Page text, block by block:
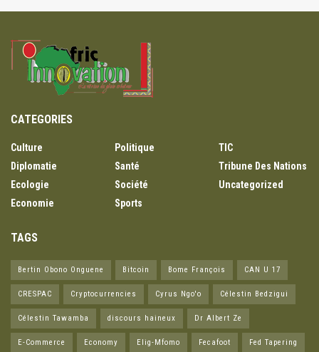
CATEGORIES
Culture
Diplomatie
Ecologie
Economie
Politique
Santé
Société
Sports
TIC
Tribune Des Nations
Uncategorized
TAGS
Bertin Obono Onguene Bitcoin Bome François CAN U 17
CRESPAC Cryptocurrencies Cyrus Ngo'o Célestin Bedzigui
Célestin Tawamba discours haineux Dr Albert Ze
E-Commerce Economy Elig-Mfomo Fecafoot Fed Tapering